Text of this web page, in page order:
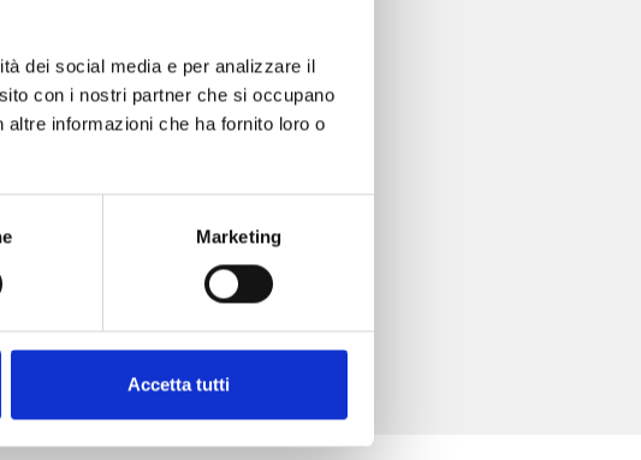
dei social media e per analizzare il
con i nostri partner che si occupano
informazioni che ha fornito loro o
Marketing
Accetta tutti